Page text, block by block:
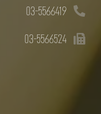
03-5566419
03-5566524